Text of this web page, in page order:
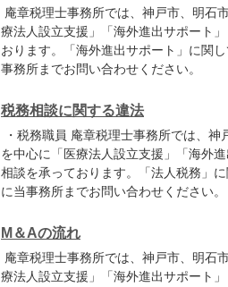
庵章税理士事務所では、神戸市、明石
療法人設立支援」「海外進出サポート」
おります。「海外進出サポート」に関
事務所までお問い合わせください。
税務相談に関する違法
・税務職員 庵章税理士事務所では、
を中心に「医療法人設立支援」「海外
相談を承っております。「法人税務」
に当事務所までお問い合わせください。
M＆Aの流れ
庵章税理士事務所では、神戸市、明石
療法人設立支援」「海外進出サポート」